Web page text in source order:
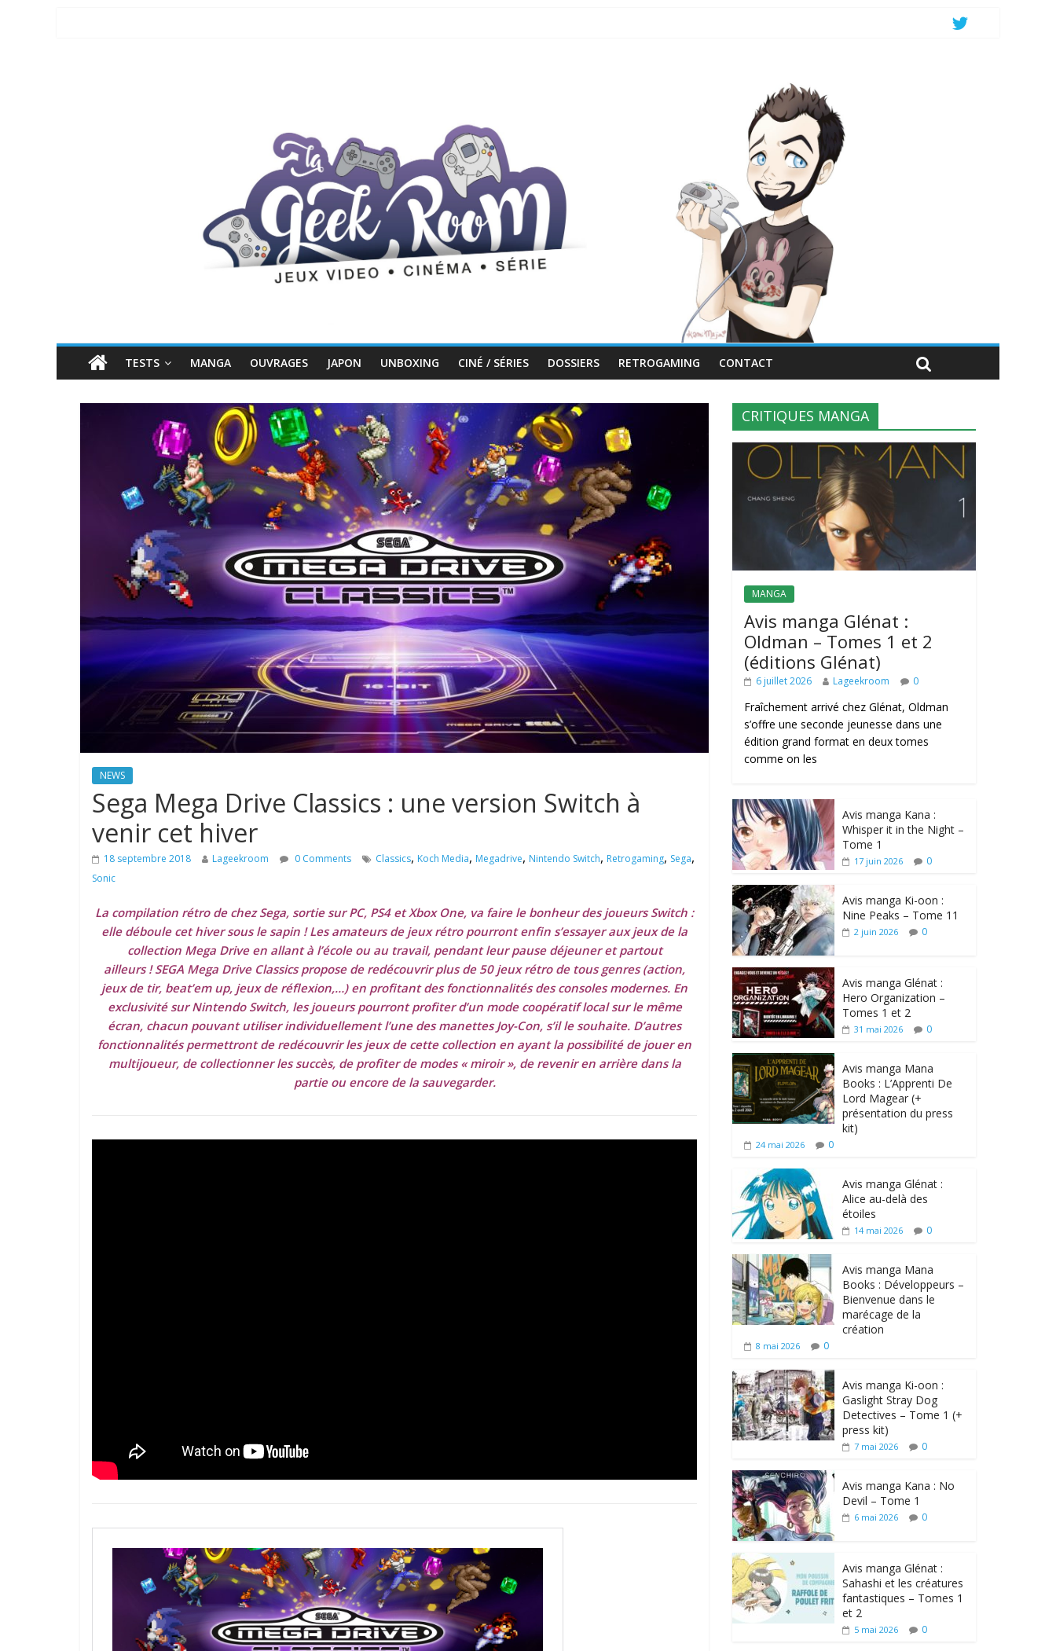
TESTS MANGA OUVRAGES JAPON UNBOXING CINÉ / SÉRIES DOSSIERS RETROGAMING CONTACT
NEWS
Sega Mega Drive Classics : une version Switch à
venir cet hiver
18 septembre 2018 Lageekroom 0 Comments Classics, Koch Media, Megadrive, Nintendo Switch, Retrogaming, Sega,
Sonic
La compilation rétro de chez Sega, sortie sur PC, PS4 et Xbox One, va faire le bonheur des joueurs Switch :
elle déboule cet hiver sous le sapin ! Les amateurs de jeux rétro pourront enfin s’essayer aux jeux de la
collection Mega Drive en allant à l’école ou au travail, pendant leur pause déjeuner et partout
ailleurs ! SEGA Mega Drive Classics propose de redécouvrir plus de 50 jeux rétro de tous genres (action,
jeux de tir, beat’em up, jeux de réflexion,…) en profitant des fonctionnalités des consoles modernes. En
exclusivité sur Nintendo Switch, les joueurs pourront profiter d’un mode coopératif local sur le même
écran, chacun pouvant utiliser individuellement l’une des manettes Joy-Con, s’il le souhaite. D’autres
fonctionnalités permettront de redécouvrir les jeux de cette collection en ayant la possibilité de jouer en
multijoueur, de collectionner les succès, de profiter de modes « miroir », de revenir en arrière dans la
partie ou encore de la sauvegarder.
CRITIQUES MANGA
MANGA
Avis manga Glénat :
Oldman – Tomes 1 et 2
(éditions Glénat)
6 juillet 2026 Lageekroom 0
Fraîchement arrivé chez Glénat, Oldman
s’offre une seconde jeunesse dans une
édition grand format en deux tomes
comme on les
Avis manga Kana :
Whisper it in the Night –
Tome 1
17 juin 2026 0
Avis manga Ki-oon :
Nine Peaks – Tome 11
2 juin 2026 0
Avis manga Glénat :
Hero Organization –
Tomes 1 et 2
31 mai 2026 0
Avis manga Mana
Books : L’Apprenti De
Lord Magear (+
présentation du press
kit)
24 mai 2026 0
Avis manga Glénat :
Alice au-delà des
étoiles
14 mai 2026 0
Avis manga Mana
Books : Développeurs –
Bienvenue dans le
marécage de la
création
8 mai 2026 0
Avis manga Ki-oon :
Gaslight Stray Dog
Detectives – Tome 1 (+
press kit)
7 mai 2026 0
Avis manga Kana : No
Devil – Tome 1
6 mai 2026 0
Avis manga Glénat :
Sahashi et les créatures
fantastiques – Tomes 1
et 2
5 mai 2026 0